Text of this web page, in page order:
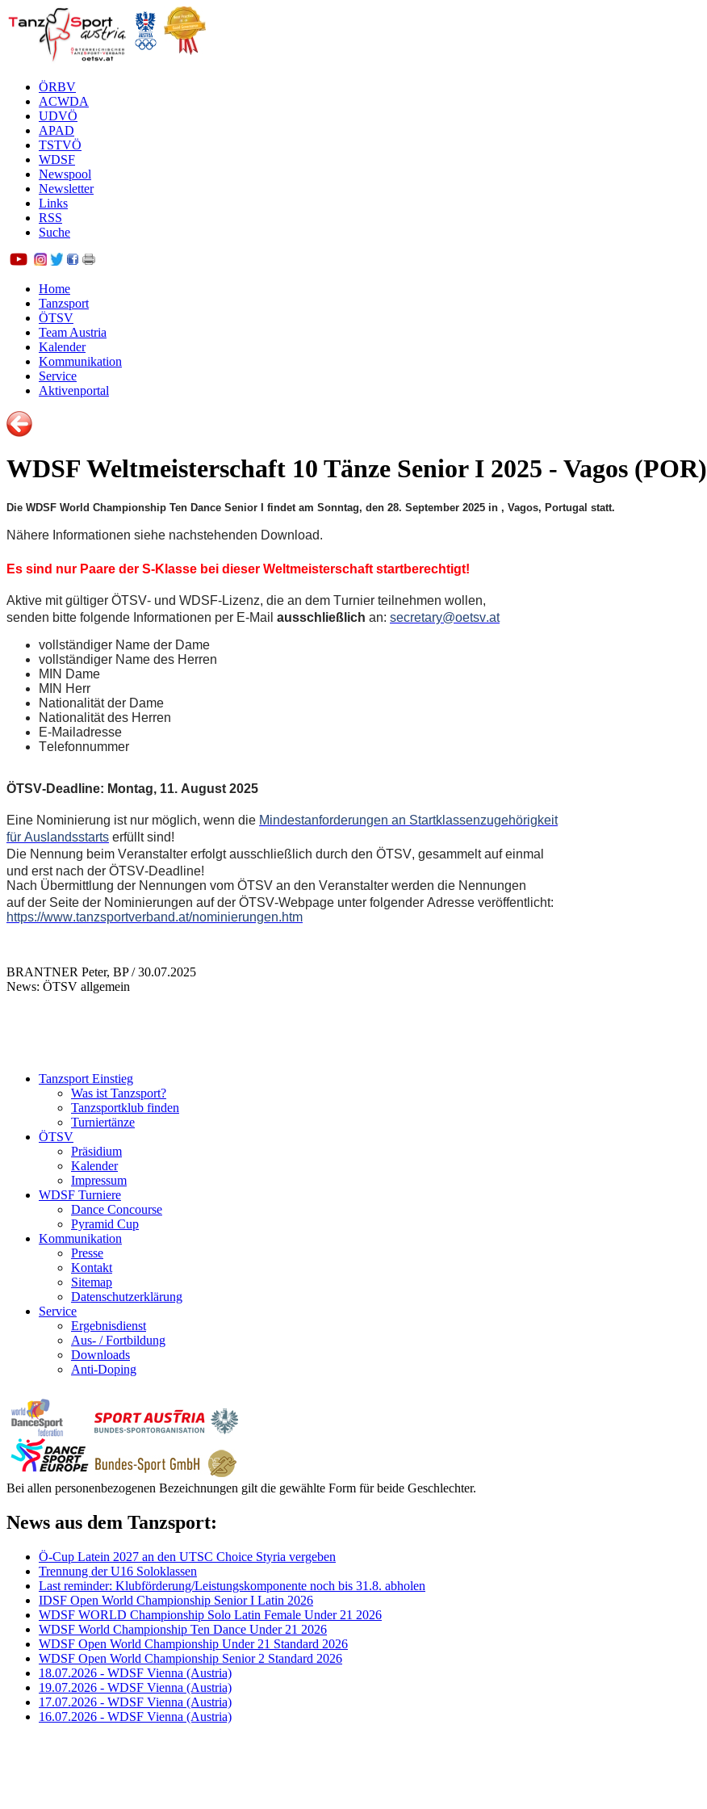
ÖRBV
ACWDA
UDVÖ
APAD
TSTVÖ
WDSF
Newspool
Newsletter
Links
RSS
Suche
Home
Tanzsport
ÖTSV
Team Austria
Kalender
Kommunikation
Service
Aktivenportal
WDSF Weltmeisterschaft 10 Tänze Senior I 2025 - Vagos (POR)
Die WDSF World Championship Ten Dance Senior I findet am Sonntag, den 28. September 2025 in , Vagos, Portugal statt.
Nähere Informationen siehe nachstehenden Download.
Es sind nur Paare der S-Klasse bei dieser Weltmeisterschaft startberechtigt!
Aktive mit gültiger ÖTSV- und WDSF-Lizenz, die an dem Turnier teilnehmen wollen,
senden bitte folgende Informationen per E-Mail ausschließlich an: secretary@oetsv.at
vollständiger Name der Dame
vollständiger Name des Herren
MIN Dame
MIN Herr
Nationalität der Dame
Nationalität des Herren
E-Mailadresse
Telefonnummer
ÖTSV-Deadline: Montag, 11. August 2025
Eine Nominierung ist nur möglich, wenn die Mindestanforderungen an Startklassenzugehörigkeit
für Auslandsstarts erfüllt sind!
Die Nennung beim Veranstalter erfolgt ausschließlich durch den ÖTSV, gesammelt auf einmal
und erst nach der ÖTSV-Deadline!
Nach Übermittlung der Nennungen vom ÖTSV an den Veranstalter werden die Nennungen
auf der Seite der Nominierungen auf der ÖTSV-Webpage unter folgender Adresse veröffentlicht:
https://www.tanzsportverband.at/nominierungen.htm
BRANTNER Peter, BP / 30.07.2025
News: ÖTSV allgemein
Tanzsport Einstieg
Was ist Tanzsport?
Tanzsportklub finden
Turniertänze
ÖTSV
Präsidium
Kalender
Impressum
WDSF Turniere
Dance Concourse
Pyramid Cup
Kommunikation
Presse
Kontakt
Sitemap
Datenschutzerklärung
Service
Ergebnisdienst
Aus- / Fortbildung
Downloads
Anti-Doping
Bei allen personenbezogenen Bezeichnungen gilt die gewählte Form für beide Geschlechter.
News aus dem Tanzsport:
Ö-Cup Latein 2027 an den UTSC Choice Styria vergeben
Trennung der U16 Soloklassen
Last reminder: Klubförderung/Leistungskomponente noch bis 31.8. abholen
IDSF Open World Championship Senior I Latin 2026
WDSF WORLD Championship Solo Latin Female Under 21 2026
WDSF World Championship Ten Dance Under 21 2026
WDSF Open World Championship Under 21 Standard 2026
WDSF Open World Championship Senior 2 Standard 2026
18.07.2026 - WDSF Vienna (Austria)
19.07.2026 - WDSF Vienna (Austria)
17.07.2026 - WDSF Vienna (Austria)
16.07.2026 - WDSF Vienna (Austria)